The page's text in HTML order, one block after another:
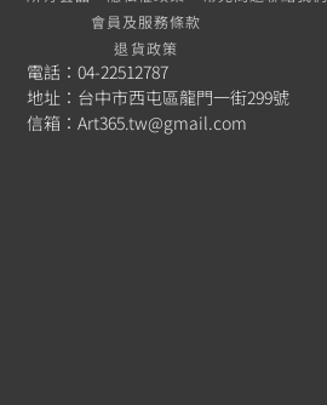
會員及服務條款
退貨政策
電話：04-22512787
地址：台中市西屯區龍門一街299號
信箱：Art365.tw@gmail.com